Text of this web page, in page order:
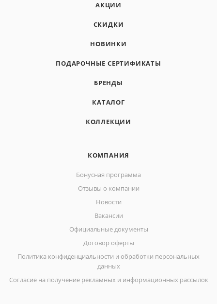
АКЦИИ
СКИДКИ
НОВИНКИ
ПОДАРОЧНЫЕ СЕРТИФИКАТЫ
БРЕНДЫ
КАТАЛОГ
КОЛЛЕКЦИИ
КОМПАНИЯ
Бонусная программа
Отзывы о компании
Новости
Вакансии
Официальные документы
Договор оферты
Политика конфиденциальности и обработки персональных
данных
Согласие на получение рекламных и информационных рассылок